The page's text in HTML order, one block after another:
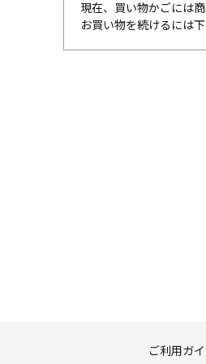
現在、買い物かごには
お買い物を続けるには
ご利用ガ